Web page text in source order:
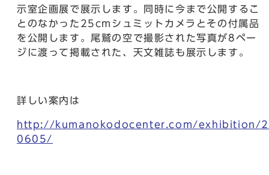
示室企画展で展示します。同時に今まで公開するこ
とのなかった25cmシュミットカメラとその付属品
を公開します。尾鷲の空で撮影された写真が8ペー
ジに渡って掲載された、天文雑誌も展示します。
詳しい案内は
http://kumanokodocenter.com/exhibition/
0605/